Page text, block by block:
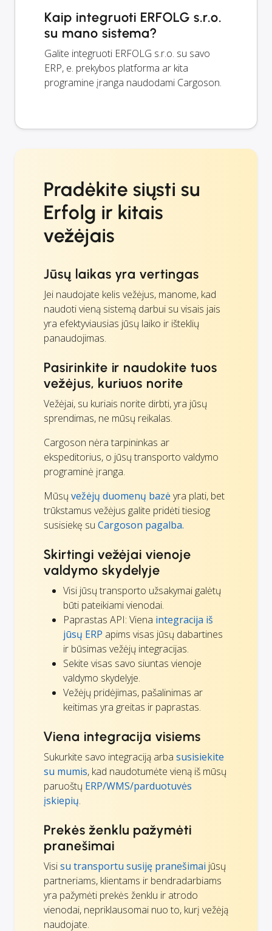
Kaip integruoti ERFOLG s.r.o.
su mano sistema?
Galite integruoti ERFOLG s.r.o. su savo
ERP, e. prekybos platforma ar kita
programine įranga naudodami Cargoson.
Pradėkite siųsti su
Erfolg ir kitais
vežėjais
Jūsų laikas yra vertingas
Jei naudojate kelis vežėjus, manome, kad
naudoti vieną sistemą darbui su visais jais
yra efektyviausias jūsų laiko ir išteklių
panaudojimas.
Pasirinkite ir naudokite tuos
vežėjus, kuriuos norite
Vežėjai, su kuriais norite dirbti, yra jūsų
sprendimas, ne mūsų reikalas.
Cargoson nėra tarpininkas ar
ekspeditorius, o jūsų transporto valdymo
programinė įranga.
Mūsų vežėjų duomenų bazėyra plati, bet
trūkstamus vežėjus galite pridėti tiesiog
susisiekę su Cargoson pagalba.
Skirtingi vežėjai vienoje
valdymo skydelyje
Visi jūsų transporto užsakymai galėtų
būti pateikiami vienodai.
Paprastas API: Viena integracija iš
jūsų ERP apims visas jūsų dabartines
ir būsimas vežėjų integracijas.
Sekite visas savo siuntas vienoje
valdymo skydelyje.
Vežėjų pridėjimas, pašalinimas ar
keitimas yra greitas ir paprastas.
Viena integracija visiems
Sukurkite savo integraciją arba susisiekite
su mumis, kad naudotumėte vieną iš mūsų
paruoštų ERP/WMS/parduotuvės
įskiepių.
Prekės ženklu pažymėti
pranešimai
Visisu transportu susiję pranešimai jūsų
partneriams, klientams ir bendradarbiams
yra pažymėti prekės ženklu ir atrodo
vienodai, nepriklausomai nuo to, kurį vežėją
naudojate.